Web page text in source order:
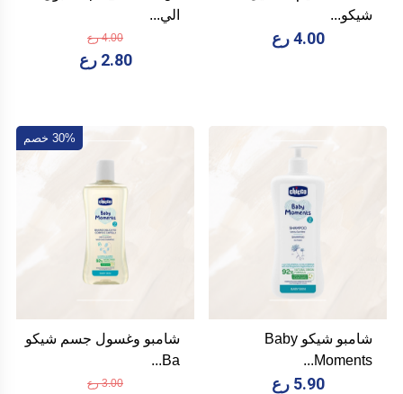
شيكو...
4.00 رع
الي...
4.00 رع
2.80 رع
شامبو شيكو Baby
Moments...
5.90 رع
30% خصم
شامبو وغسول جسم شيكو
Ba...
3.00 رع